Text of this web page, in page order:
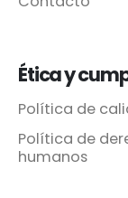
Ética y
Política de
Política de
humanos